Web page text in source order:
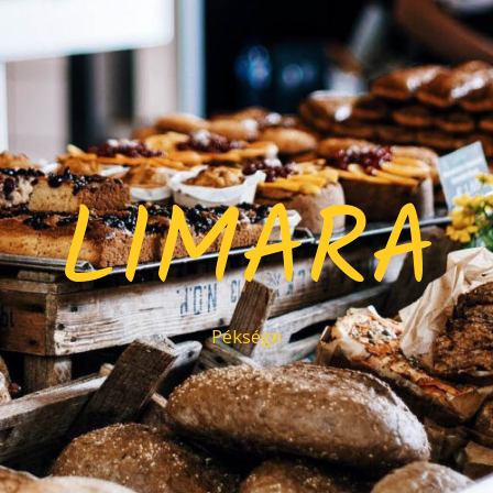
LIMARA
Péksége